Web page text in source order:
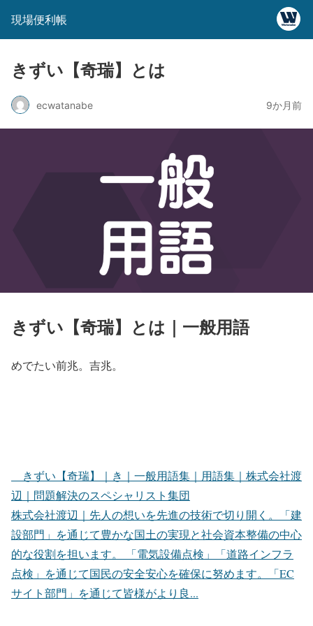
現場便利帳
きずい【奇瑞】とは
ecwatanabe 9か月前
きずい【奇瑞】とは｜一般用語
めでたい前兆。吉兆。
きずい【奇瑞】｜き｜一般用語集｜用語集｜株式会社渡
辺｜問題解決のスペシャリスト集団
株式会社渡辺｜先人の想いを先進の技術で切り開く。「建
設部門」を通じて豊かな国土の実現と社会資本整備の中心
的な役割を担います。 「電気設備点検」「道路インフラ
点検」を通じて国民の安全安心を確保に努めます。「EC
サイト部門」を通じて皆様がより良...